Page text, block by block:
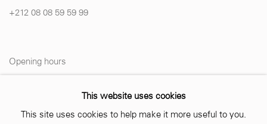
+212 08 08 59 59 99
Opening hours
This website uses cookies
This site uses cookies to help make it more useful to you.